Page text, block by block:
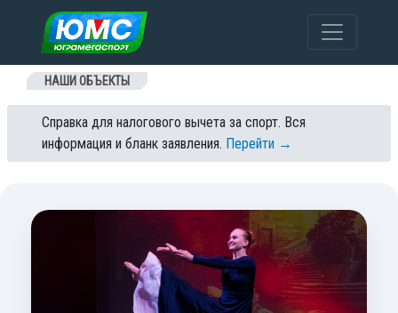
Перейти к содержанию
НАШИ ОБЪЕКТЫ
Справка для налогового вычета за спорт. Вся
информация и бланк заявления. Перейти →